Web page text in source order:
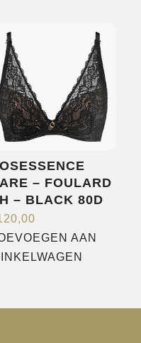
– FOULARD
– BLACK 80D
AAN